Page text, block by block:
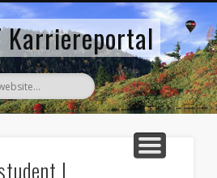
Karriereportal
STELLENANZEIGEN
ZUM WIBINET
|